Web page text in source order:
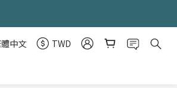
中文
TWD